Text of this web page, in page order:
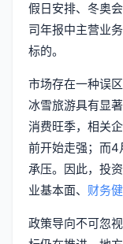
假日安排、冬奥
司年报中主营业
标的。
市场存在一种误区
冰雪旅游具有显
消费旺季，相关
前开始走强；而4
承压。因此，投
业基本面、 财务
政策导向不可忽